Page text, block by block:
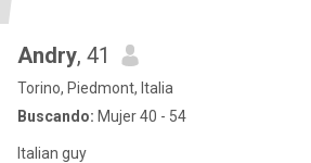
Andry, 41
Torino, Piedmont, Italia
Buscando: Mujer 40 - 54
Italian guy